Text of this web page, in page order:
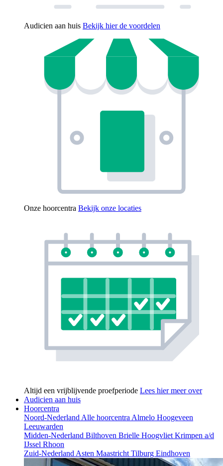
Audicien aan huis Bekijk hier de voordelen
Onze hoorcentra Bekijk onze locaties
Altijd een vrijblijvende proefperiode Lees hier meer over
Audicien aan huis
Hoorcentra
Noord-NederlandAlle hoorcentraAlmelo Hoogeveen
Leeuwarden
Midden-Nederland Bilthoven Brielle HoogvlietKrimpen a/d
IJssel Rhoon
Zuid-NederlandAsten MaastrichtTilburg Eindhoven